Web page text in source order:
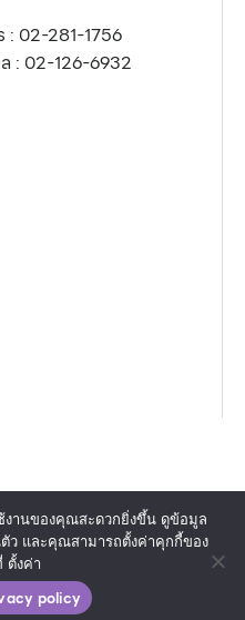
: 02-281-1756
: 02-126-6932
School . All rights
ย www.dsite.in.th
: Sittipot Aonfak
ช้งานของคุณสะดวกยิ่งขึ้น ดูข้อมูล
ว และคุณสามารถตั้งค่าคุกกี้ของ
ตั้งค่า
policy